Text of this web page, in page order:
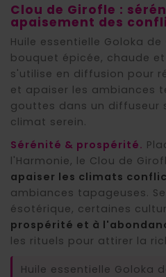
Clou de Girofle :
apaisement des
Huile essentielle Goloka de
bouquet épicée, chaude
s'utilise en diffusion pour
et apaiser les ambiances
gouttes dans un diffuseur
climat serein.
Sérénité & prospérité.
l'Harmonie, le Clou de
apaiser les climats
ambiances tapageuses.
ésotérique, certaines
prospérité et à
les rituels pour attirer la
Huile essentielle Goloka